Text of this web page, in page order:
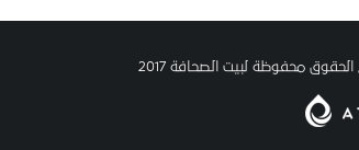
محفوظة لبيت الصحافة 2017